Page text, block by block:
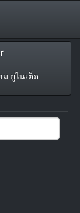
ยูไนเต็ด